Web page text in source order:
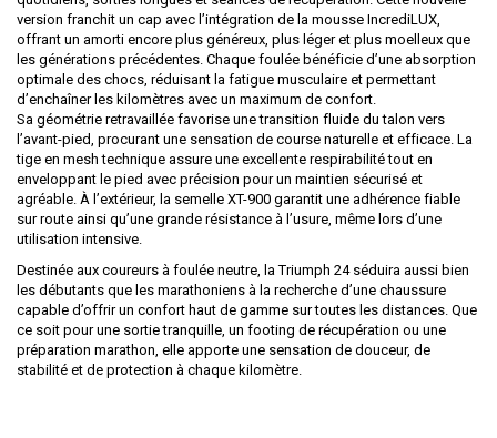
version franchit un cap avec l’intégration de la mousse IncrediLUX,
offrant un amorti encore plus généreux, plus léger et plus moelleux que
les générations précédentes. Chaque foulée bénéficie d’une absorption
optimale des chocs, réduisant la fatigue musculaire et permettant
d’enchaîner les kilomètres avec un maximum de confort.
Sa géométrie retravaillée favorise une transition fluide du talon vers
l’avant-pied, procurant une sensation de course naturelle et efficace. La
tige en mesh technique assure une excellente respirabilité tout en
enveloppant le pied avec précision pour un maintien sécurisé et
agréable. À l’extérieur, la semelle XT-900 garantit une adhérence fiable
sur route ainsi qu’une grande résistance à l’usure, même lors d’une
utilisation intensive.
Destinée aux coureurs à foulée neutre, la Triumph 24 séduira aussi bien
les débutants que les marathoniens à la recherche d’une chaussure
capable d’offrir un confort haut de gamme sur toutes les distances. Que
ce soit pour une sortie tranquille, un footing de récupération ou une
préparation marathon, elle apporte une sensation de douceur, de
stabilité et de protection à chaque kilomètre.